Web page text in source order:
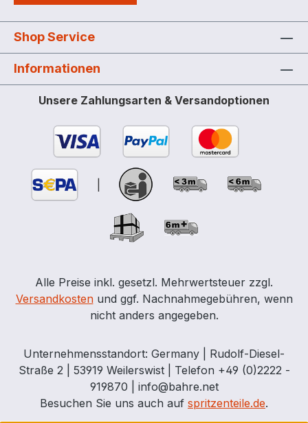
Shop Service
Informationen
Unsere Zahlungsarten & Versandoptionen
Alle Preise inkl. gesetzl. Mehrwertsteuer zzgl.
Versandkostenund ggf. Nachnahmegebühren, wenn
nicht anders angegeben.
Unternehmensstandort: Germany | Rudolf-Diesel-
Straße 2 | 53919 Weilerswist | Telefon +49 (0)2222 -
919870 | info@bahre.net
Besuchen Sie uns auch auf spritzenteile.de.